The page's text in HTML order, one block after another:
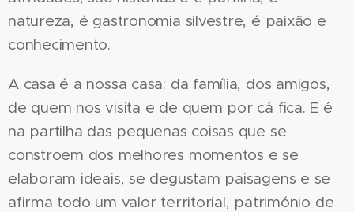
natureza, é gastronomia silvestre, é paixão e
conhecimento.
A casa é a nossa casa: da família, dos amigos,
de quem nos visita e de quem por cá fica. E é
na partilha das pequenas coisas que se
constroem dos melhores momentos e se
elaboram ideais, se degustam paisagens e se
afirma todo um valor territorial, património de